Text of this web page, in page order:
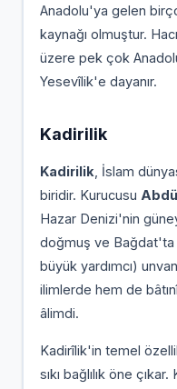
Anadolu'ya gelen
kaynağı olmuştur.
üzere pek çok
Yesevîlik'e dayanır.
Kadirilik
Kadirilik , İslam
biridir. Kurucusu
Hazar Denizi'nin
doğmuş ve Bağdat'ta
büyük yardımcı)
ilimlerde hem de
âlimdi.
Kadirîlik'in temel
sıkı bağlılık öne